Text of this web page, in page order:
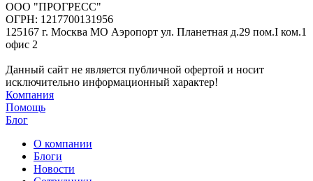
ООО "ПРОГРЕСС"
ОГРН: 1217700131956
125167 г. Москва МО Аэропорт ул. Планетная д.29 пом.I ком.1
офис 2
Данный сайт не является публичной офертой и носит
исключительно информационный характер!
Компания
Помощь
Блог
О компании
Блоги
Новости